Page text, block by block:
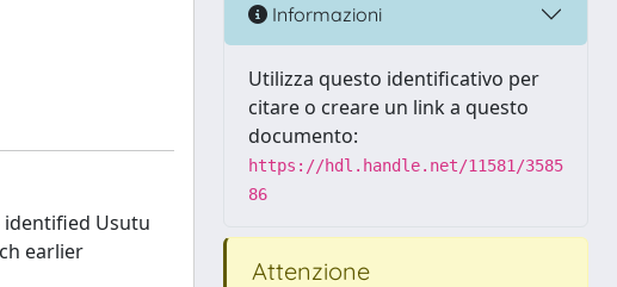
identified Usutu
earlier
Informazioni
Utilizza questo identificativo per
citare o creare un link a questo
documento:
https://hdl.handle.net/11581/3585
86
Attenzione